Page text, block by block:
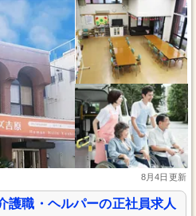
8月4日更新
護職・ヘルパーの正社員求人